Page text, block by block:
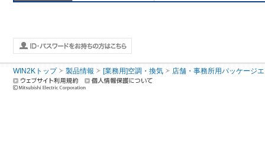
WIN2Kトップ 製品情報 [業務用]空調・換気 店舗・事務所用パッケージ